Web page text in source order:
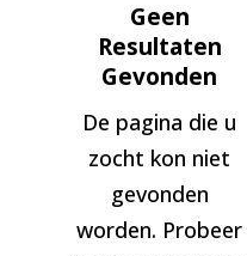
Geen
Resultaten
Gevonden
De pagina die u
zocht kon niet
gevonden
worden. Probeer